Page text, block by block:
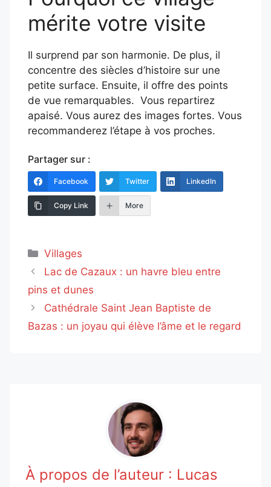
mérite votre visite
Il surprend par son harmonie. De plus, il
concentre des siècles d’histoire sur une
petite surface. Ensuite, il offre des points
de vue remarquables. Vous repartirez
apaisé. Vous aurez des images fortes. Vous
recommanderez l’étape à vos proches.
Partager sur :
Facebook Twitter LinkedIn
Copy Link More
Catégories
Villages
Lac de Cazaux : un havre bleu entre
pins et dunes
Cathédrale Saint Jean Baptiste de
Bazas : un joyau qui élève l’âme et le regard
À propos de l’auteur : Lucas